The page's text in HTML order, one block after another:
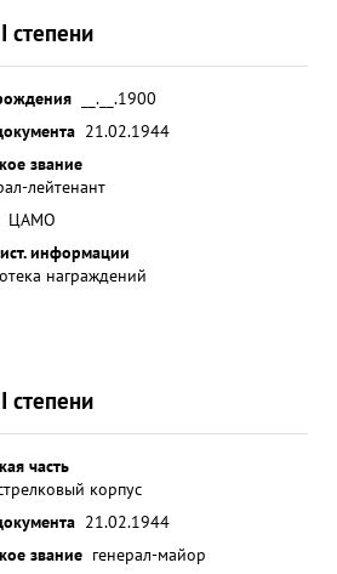
степени
__.__.1900
21.02.1944
звание
лейтенант
ЦАМО
информации
награждений
степени
часть
корпус
21.02.1944
звание генерал-майор